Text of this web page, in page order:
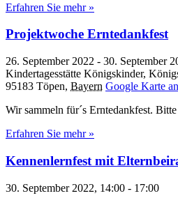
Erfahren Sie mehr »
Projektwoche Erntedankfest
26. September 2022 - 30. September
Kindertagesstätte Königskinder,
95183 Töpen, Bayern Google Karte
Wir sammeln für´s Erntedankfest.
Erfahren Sie mehr »
Kennenlernfest mit
30. September 2022, 14:00 - 17:00